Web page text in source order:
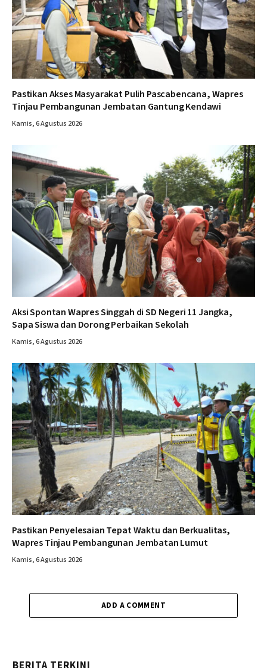
Pastikan Akses Masyarakat Pulih Pascabencana, Wapres
Tinjau Pembangunan Jembatan Gantung Kendawi
Kamis, 6 Agustus 2026
Aksi Spontan Wapres Singgah di SD Negeri 11 Jangka,
Sapa Siswa dan Dorong Perbaikan Sekolah
Kamis, 6 Agustus 2026
Pastikan Penyelesaian Tepat Waktu dan Berkualitas,
Wapres Tinjau Pembangunan Jembatan Lumut
Kamis, 6 Agustus 2026
ADD A COMMENT